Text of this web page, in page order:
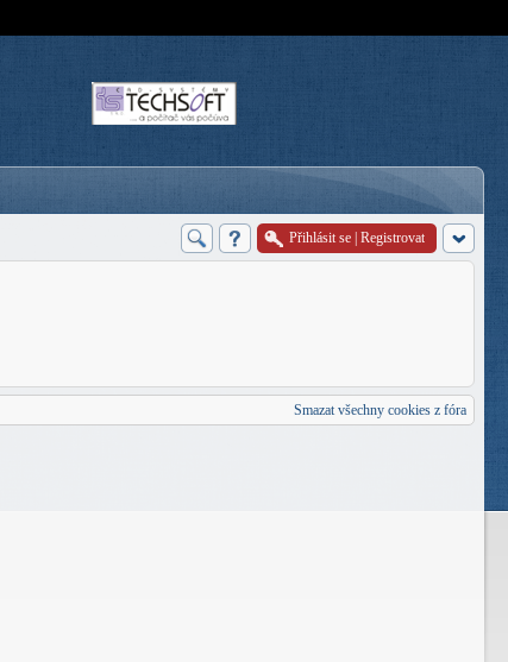
Přihlásit se Registrovat
Smazat všechny cookies z fóra